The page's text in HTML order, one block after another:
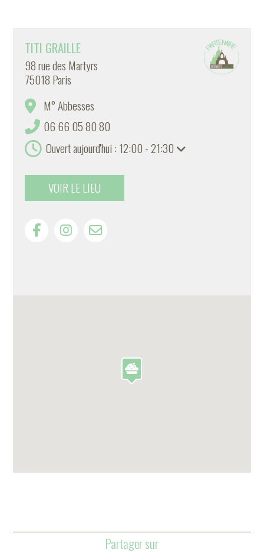
TITI GRAILLE
98 rue des Martyrs
75018 Paris
M° Abbesses
06 66 05 80 80
Ouvert aujourd'hui : 12:00 - 21:30
VOIR LE LIEU
Partager sur